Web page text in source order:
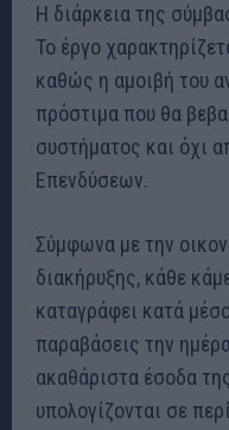
Η διάρκεια της
Το έργο
καθώς η αμοιβή του
πρόστιμα που θα
συστήματος και όχι
Επενδύσεων.
Σύμφωνα με την
διακήρυξης, κάθε
καταγράφει κατά
παραβάσεις την
ακαθάριστα έσοδα
υπολογίζονται σε